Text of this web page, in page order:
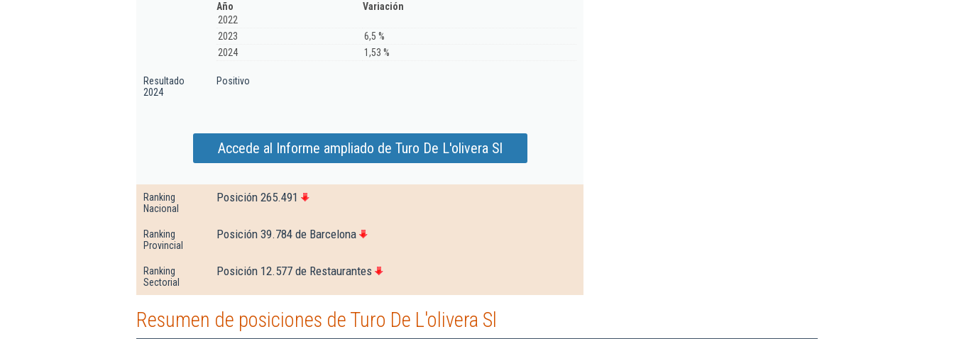
Año
Variación
2022
2023
6,5 %
2024
1,53 %
Resultado
2024
Positivo
Accede al Informe ampliado de Turo De L'olivera Sl
Ranking
Nacional
Posición 265.491
Ranking
Provincial
Posición 39.784 de Barcelona
Ranking
Sectorial
Posición 12.577 de Restaurantes
Resumen de posiciones de Turo De L'olivera Sl